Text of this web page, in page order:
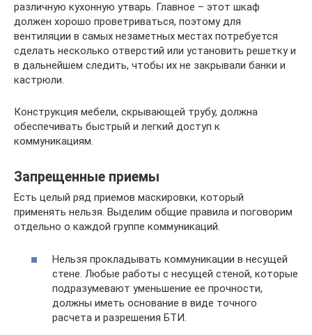
различную кухонную утварь. Главное – этот шкаф
должен хорошо проветриваться, поэтому для
вентиляции в самых незаметных местах потребуется
сделать несколько отверстий или установить решетку и
в дальнейшем следить, чтобы их не закрывали банки и
кастрюли.
Конструкция мебели, скрывающей трубу, должна
обеспечивать быстрый и легкий доступ к
коммуникациям.
Запрещенные приемы
Есть целый ряд приемов маскировки, который
применять нельзя. Выделим общие правила и поговорим
отдельно о каждой группе коммуникаций.
Нельзя прокладывать коммуникации в несущей
стене. Любые работы с несущей стеной, которые
подразумевают уменьшение ее прочности,
должны иметь основание в виде точного
расчета и разрешения БТИ.